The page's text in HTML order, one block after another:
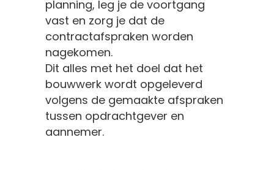
planning, leg je de voortgang
vast en zorg je dat de
contractafspraken worden
nagekomen.
Dit alles met het doel dat het
bouwwerk wordt opgeleverd
volgens de gemaakte afspraken
tussen opdrachtgever en
aannemer.